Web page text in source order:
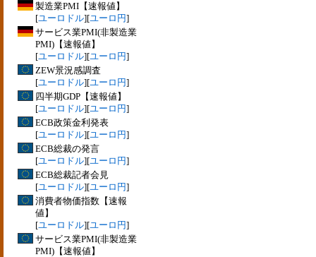
製造業PMI【速報値】
[ユーロドル][ユーロ円]
サービス業PMI(非製造業
PMI)【速報値】
[ユーロドル][ユーロ円]
ZEW景況感調査
[ユーロドル][ユーロ円]
四半期GDP【速報値】
[ユーロドル][ユーロ円]
ECB政策金利発表
[ユーロドル][ユーロ円]
ECB総裁の発言
[ユーロドル][ユーロ円]
ECB総裁記者会見
[ユーロドル][ユーロ円]
消費者物価指数【速報
値】
[ユーロドル][ユーロ円]
サービス業PMI(非製造業
PMI)【速報値】